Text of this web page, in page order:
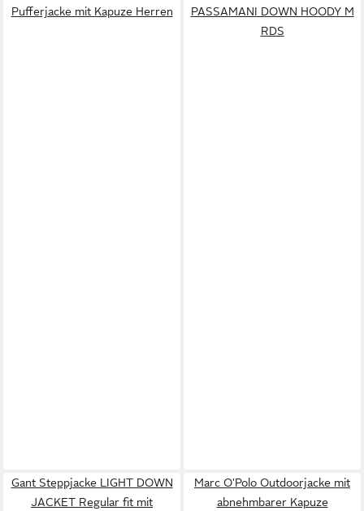
Pufferjacke mit Kapuze Herren
PASSAMANI DOWN HOODY M
RDS
Gant Steppjacke LIGHT DOWN
JACKET Regular fit mit
Marc O'Polo Outdoorjacke mit
abnehmbarer Kapuze